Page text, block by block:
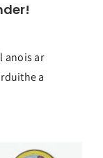
anois ar
a